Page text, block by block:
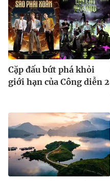
Cặp đấu bứt phá khỏi
giới hạn của Công diễn 2